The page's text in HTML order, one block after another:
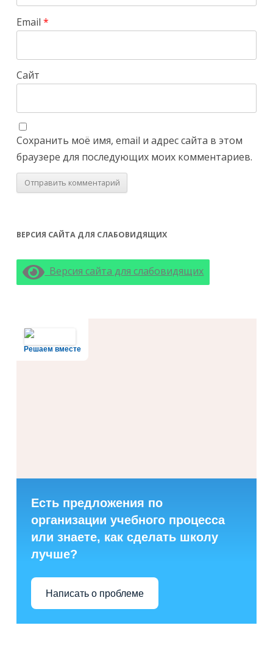
Email*
Сайт
Сохранить моё имя, email и адрес сайта в этом
браузере для последующих моих комментариев.
ВЕРСИЯ САЙТА ДЛЯ СЛАБОВИДЯЩИХ
Версия сайта для слабовидящих
Решаем вместе
Есть предложения по
организации учебного процесса
или знаете, как сделать школу
лучше?
Написать о проблеме